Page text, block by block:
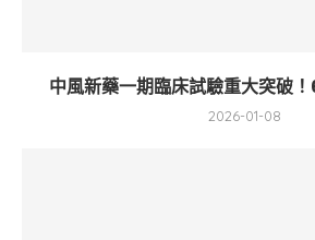
中風新藥一期臨床試驗重大突破
2026-01-08